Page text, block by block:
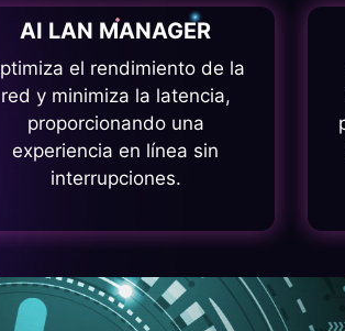
AI LAN MANAGER
el rendimiento de la
red y minimiza la latencia,
proporcionando una
experiencia en línea sin
interrupciones.